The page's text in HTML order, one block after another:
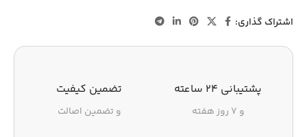
اشتراک گذاری:
پشتیبانی ۲۴ ساعته
و ۷ روز هفته
تضمین کیفیت
و تضمین اصالت